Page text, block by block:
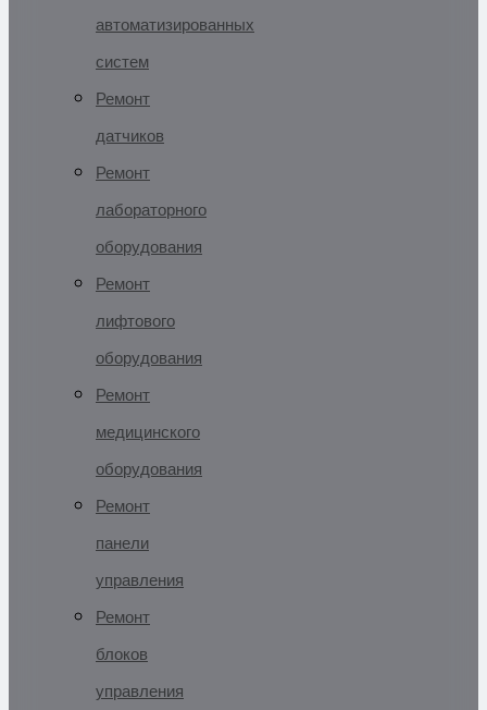
автоматизированных
систем
Ремонт
датчиков
Ремонт
лабораторного
оборудования
Ремонт
лифтового
оборудования
Ремонт
медицинского
оборудования
Ремонт
панели
управления
Ремонт
блоков
управления